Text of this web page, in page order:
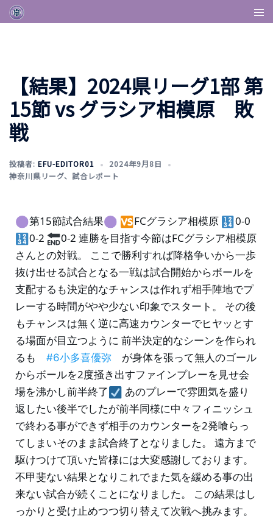
【結果】2024県リーグ1部 第
15節 vs グラシア相模原 敗
戦
投稿者: EFU-EDITOR01
2024年9月8日
神奈川県リーグ、 試合レポート
第15節試合結果 FCグラシア相模原
0-0
0-2
0-2 連勝を目指す今節はFCグラシア相模原
さんとの対戦。 ここで勝利すれば降格争いから一歩
抜け出せる試合となる一戦は試合開始からボールを
支配するも決定的なチャンスは作れず相手陣地でプ
レーする時間がやや少ない印象でスタート。 その後
もチャンスは無く逆に高速カウンターでヒヤッとす
る場面が目立つように 前半決定的なシーンを作られ
るも #6小多喜優弥
が身体を張って無人のゴール
からボールを2度掻き出すファインプレーを見せ会
場を沸かし前半終了
あのプレーで雰囲気を盛り
返したい後半でしたが前半同様に中々フィニッシュ
で終わる事ができず相手のカウンターを2発喰らっ
てしまいそのまま試合終了となりました。 遠方まで
駆けつけて頂いた皆様には大変感謝しております。
不甲斐ない結果となりこれでまた気を緩める事の出
来ない試合が続くことになりました。 この結果はし
っかりと受け止めつつ切り替えて次戦へ挑みます。